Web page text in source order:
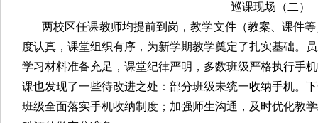
巡课现场（二）
两校区任课教师均提前到岗，教学文件（教案、课件
度认真，课堂组织有序，为新学期教学奠定了扎实基础。
学习材料准备充足，课堂纪律严明，多数班级严格执行手
课也发现了一些待改进之处：部分班级未统一收纳手机。
班级全面落实手机收纳制度；加强师生沟通，及时优化教